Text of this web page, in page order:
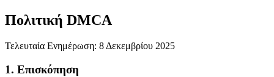
Πολιτική DMCA
Τελευταία Ενημέρωση: 8 Δεκεμβρίου 2025
1. Επισκόπηση